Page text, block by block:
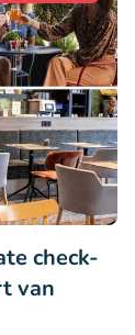
check-
van